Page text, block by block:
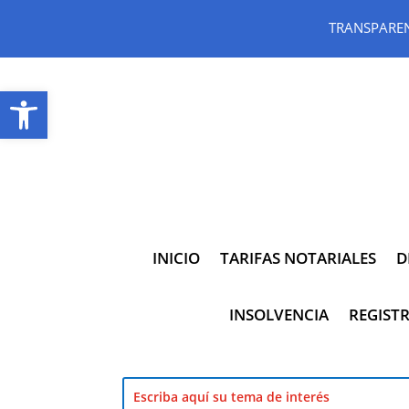
Abrir barra de herramientas
INICIO TARIFAS NOTARIALES
INSOLVENCIA